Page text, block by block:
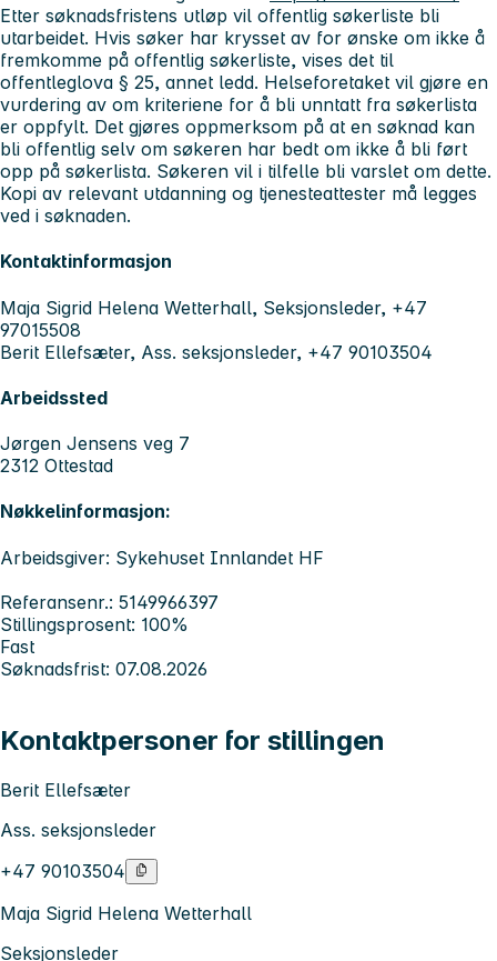
Etter søknadsfristens utløp vil offentlig søkerliste bli
utarbeidet. Hvis søker har krysset av for ønske om ikke å
fremkomme på offentlig søkerliste, vises det til
offentleglova § 25, annet ledd. Helseforetaket vil gjøre en
vurdering av om kriteriene for å bli unntatt fra søkerlista
er oppfylt. Det gjøres oppmerksom på at en søknad kan
bli offentlig selv om søkeren har bedt om ikke å bli ført
opp på søkerlista. Søkeren vil i tilfelle bli varslet om dette.
Kopi av relevant utdanning og tjenesteattester må legges
ved i søknaden.
Kontaktinformasjon
Maja Sigrid Helena Wetterhall, Seksjonsleder, +47
97015508
Berit Ellefsæter, Ass. seksjonsleder, +47 90103504
Arbeidssted
Jørgen Jensens veg 7
2312 Ottestad
Nøkkelinformasjon:
Arbeidsgiver: Sykehuset Innlandet HF
Referansenr.: 5149966397
Stillingsprosent: 100%
Fast
Søknadsfrist: 07.08.2026
Kontaktpersoner for stillingen
Berit Ellefsæter
Ass. seksjonsleder
+47 90103504
Maja Sigrid Helena Wetterhall
Seksjonsleder